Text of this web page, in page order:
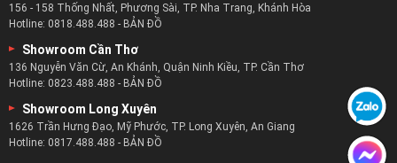
156 - 158 Thống Nhất, Phương Sài, TP. Nha Trang, Khánh Hòa
Hotline: 0818.488.488 - BẢN ĐỒ
Showroom Cần Thơ
136 Nguyễn Văn Cừ, An Khánh, Quận Ninh Kiều, TP. Cần Thơ
Hotline: 0823.488.488 - BẢN ĐỒ
Showroom Long Xuyên
1626 Trần Hưng Đạo, Mỹ Phước, TP. Long Xuyên, An Giang
Hotline: 0817.488.488 - BẢN ĐỒ